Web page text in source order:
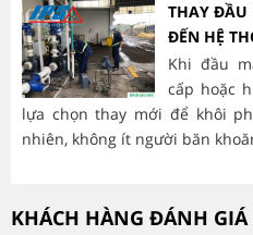
THAY ĐẦU
ĐẾN HỆ
Khi đầu
cấp hoặc
lựa chọn thay mới để khôi
nhiên, không ít người băn
KHÁCH HÀNG ĐÁNH GIÁ